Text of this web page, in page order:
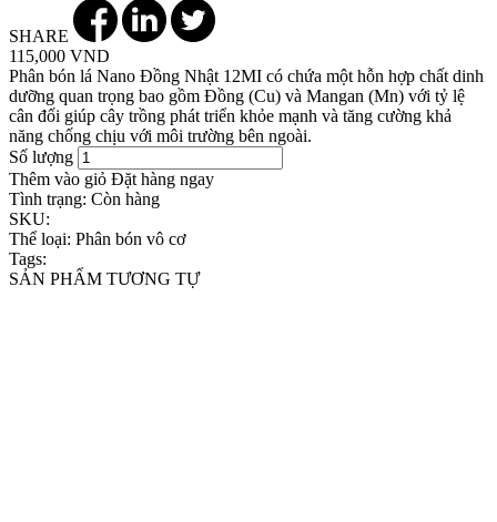
SHARE
115,000 VND
Phân bón lá Nano Đồng Nhật 12MI có chứa một hỗn hợp chất dinh
dưỡng quan trọng bao gồm Đồng (Cu) và Mangan (Mn) với tỷ lệ
cân đối giúp cây trồng phát triển khỏe mạnh và tăng cường khả
năng chống chịu với môi trường bên ngoài.
Số lượng
Thêm vào giỏ Đặt hàng ngay
Tình trạng: Còn hàng
SKU:
Thể loại: Phân bón vô cơ
Tags:
SẢN PHẨM TƯƠNG TỰ